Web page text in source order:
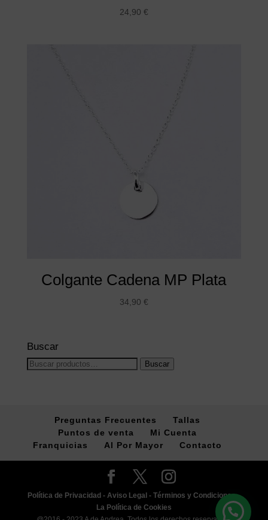
24,90 €
Colgante Cadena MP Plata
34,90 €
Buscar
Buscar
Buscar
Preguntas Frecuentes
Tallas
Puntos de venta
Mi Cuenta
Franquicias
Al Por Mayor Contacto
Política de Privacidad - Aviso Legal -Términos y Condiciones -
La Política de Cookies